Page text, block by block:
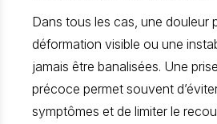
Dans tous les cas, une douleur
déformation visible ou une
jamais être banalisées. Une
précoce permet souvent
symptômes et de limiter le